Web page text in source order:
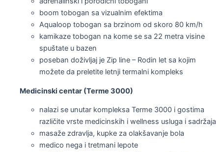
boom tobogan sa vizualnim efektima
Aqualoop tobogan sa brzinom od skoro 80 km/h
kamikaze tobogan na kome se sa 22 metra visine
spuštate u bazen
poseban doživljaj je Zip line – Rodin let sa kojim
možete da preletite letnji termalni kompleks
Medicinski centar (Terme 3000)
nalazi se unutar kompleksa Terme 3000 i gostima
različite vrste medicinskih i wellness usluga i sadržaja
masaže zdravlja, kupke za olakšavanje bola
medico nega i tretmani lepote